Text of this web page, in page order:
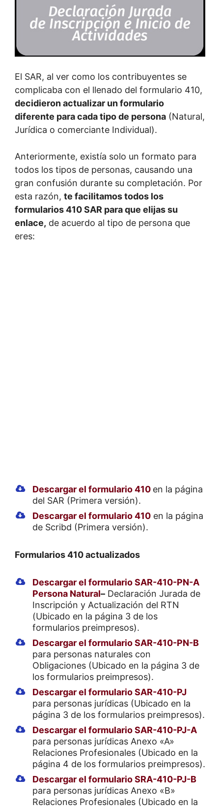
El SAR, al ver como los contribuyentes se
complicaba con el llenado del formulario 410,
decidieron actualizar un formulario
diferente para cada tipo de persona (Natural,
Jurídica o comerciante Individual).
Anteriormente, existía solo un formato para
todos los tipos de personas, causando una
gran confusión durante su completación. Por
esta razón, te facilitamos todos los
formularios 410 SAR para que elijas su
enlace, de acuerdo al tipo de persona que
eres:
Descargar el formulario 410 en la página
del SAR (Primera versión).
Descargar el formulario 410 en la página
de Scribd (Primera versión).
Formularios 410 actualizados
Descargar el formulario SAR-410-PN-A
Persona Natural– Declaración Jurada de
Inscripción y Actualización del RTN
(Ubicado en la página 3 de los
formularios preimpresos).
Descargar el formulario SAR-410-PN-B
para personas naturales con
Obligaciones (Ubicado en la página 3 de
los formularios preimpresos).
Descargar el formulario SAR-410-PJ
para personas jurídicas (Ubicado en la
página 3 de los formularios preimpresos).
Descargar el formulario SAR-410-PJ-A
para personas jurídicas Anexo «A»
Relaciones Profesionales (Ubicado en la
página 4 de los formularios preimpresos).
Descargar el formulario SRA-410-PJ-B
para personas jurídicas Anexo «B»
Relaciones Profesionales (Ubicado en la